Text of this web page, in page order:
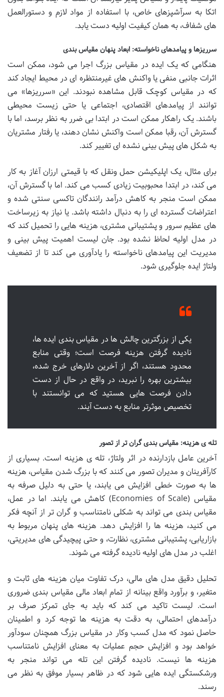
اتکا به سرآشپزهای خاص، با استفاده از مواد لازم و دستورالعمل
های شفاف، به همان کیفیت اولیه دست یابد.
سرریزها و پیامدهای ناخواسته: ابعاد پنهان مقیاس بندی
هنگامی که یک ایده در مقیاس بزرگ اجرا می شود، ممکن است
اثرات جانبی منفی یا واکنش های غیرمنتظره ای در محیط ایجاد کند
که در مقیاس کوچک قابل مشاهده نبودند. این «سرریزها» می
توانند از پیامدهای اقتصادی، اجتماعی یا حتی زیست محیطی
باشند. یک راهکار ممکن است در ابتدا بی ضرر به نظر برسد، اما با
گسترش آن، رقبا ممکن است واکنش نشان دهند، یا رفتار مشتریان
به شکل های پیش بینی نشده ای تغییر کند.
برای مثال، یک اپلیکیشن حمل ونقل که با قیمتی ارزان آغاز به کار
می کند، در ابتدا محبوبیت زیادی کسب می کند. اما با گسترش آن،
ممکن است منجر به کاهش درآمد رانندگان تاکسی سنتی شده و
اعتراضات گسترده ای را به دنبال داشته باشد. یا نیاز به زیرساخت
های عظیم سرور و پشتیبانی مشتری، هزینه هایی را تحمیل کند که
در مدل اولیه لحاظ نشده بود. جان لیست اهمیت پیش بینی و
مدیریت این پیامدهای ناخواسته را یادآوری می کند تا از تضعیف
ولتاژ ایده جلوگیری شود.
یکی از بزرگترین چالش ها در مقیاس بندی ایده ها،
نادیده گرفتن هزینه فرصت است؛ وقتی منابع
محدود هستند، اگر از آخرین دلارهای خرج شده،
بیشترین بهره را نبرید، در واقع در حال از دست
دادن فرصت هایی هستید که می توانستند با
تخصیص موثرتر منابع به دست آیند.
تله ی هزینه: مقیاس بندی گران تر از تصور
آخرین عامل بازدارنده در اثر ولتاژ، تله ی هزینه است. بسیاری از
کارآفرینان و مدیران تصور می کنند که با بزرگ شدن مقیاس، هزینه
ها به صورت خطی افزایش می یابند، یا حتی به دلیل صرفه به
مقیاس (Economies of Scale) کاهش می یابند. اما در عمل،
مقیاس بندی می تواند به شکلی نامتناسب و گران تر از آنچه فکر
می کنید، هزینه ها را افزایش دهد. هزینه های پنهان مربوط به
بازاریابی، پشتیبانی مشتری، نظارت، و حتی پیچیدگی های مدیریتی،
اغلب در مدل های اولیه نادیده گرفته می شوند.
تحلیل دقیق مدل های مالی، درک تفاوت میان هزینه های ثابت و
متغیر، و برآورد واقع بینانه از تمام ابعاد مالی مقیاس بندی ضروری
است. لیست تاکید می کند که باید به جای تمرکز صرف بر
درآمدهای احتمالی، به دقت به هزینه ها توجه کرد و اطمینان
حاصل نمود که مدل کسب وکار در مقیاس بزرگ همچنان سودآور
خواهد بود و افزایش حجم عملیات به معنای افزایش نامتناسب
هزینه ها نیست. نادیده گرفتن این تله می تواند منجر به
ورشکستگی ایده هایی شود که در ظاهر بسیار موفق به نظر می
رسند.